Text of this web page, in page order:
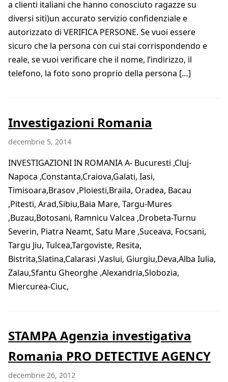
a clienti italiani che hanno conosciuto ragazze su
diversi siti)un accurato servizio confidenziale e
autorizzato di VERIFICA PERSONE. Se vuoi essere
sicuro che la persona con cui stai corrispondendo e
reale, se vuoi verificare che il nome, l’indirizzo, il
telefono, la foto sono proprio della persona […]
Investigazioni Romania
decembrie 5, 2014
INVESTIGAZIONI IN ROMANIA A- Bucuresti ,Cluj-
Napoca ,Constanta,Craiova,Galati, Iasi,
Timisoara,Brasov ,Ploiesti,Braila, Oradea, Bacau
,Pitesti, Arad,Sibiu,Baia Mare, Targu-Mures
,Buzau,Botosani, Ramnicu Valcea ,Drobeta-Turnu
Severin, Piatra Neamt, Satu Mare ,Suceava, Focsani,
Targu Jiu, Tulcea,Targoviste, Resita,
Bistrita,Slatina,Calarasi ,Vaslui, Giurgiu,Deva,Alba Iulia,
Zalau,Sfantu Gheorghe ,Alexandria,Slobozia,
Miercurea-Ciuc,
STAMPA Agenzia investigativa
Romania PRO DETECTIVE AGENCY
decembrie 26, 2012